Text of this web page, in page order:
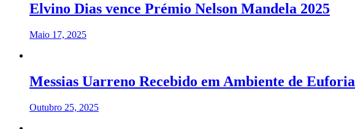
Elvino Dias vence Prémio Nelson Mandela 2025
Maio 17, 2025
Messias Uarreno Recebido em Ambiente de
Outubro 25, 2025